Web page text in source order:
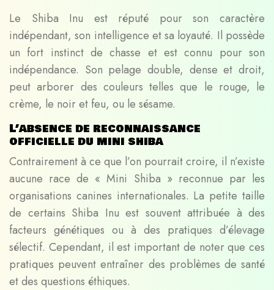
Le Shiba Inu est réputé pour son caractère
indépendant, son intelligence et sa loyauté. Il possède
un fort instinct de chasse et est connu pour son
indépendance. Son pelage double, dense et droit,
peut arborer des couleurs telles que le rouge, le
crème, le noir et feu, ou le sésame.
L’absence de reconnaissance
officielle du mini shiba
Contrairement à ce que l’on pourrait croire, il n’existe
aucune race de « Mini Shiba » reconnue par les
organisations canines internationales. La petite taille
de certains Shiba Inu est souvent attribuée à des
facteurs génétiques ou à des pratiques d’élevage
sélectif. Cependant, il est important de noter que ces
pratiques peuvent entraîner des problèmes de santé
et des questions éthiques.